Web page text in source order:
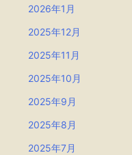
2026年1月
2025年12月
2025年11月
2025年10月
2025年9月
2025年8月
2025年7月